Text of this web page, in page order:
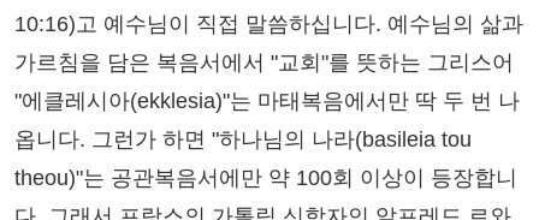
10:16)고 예수님이 직접 말씀하십니다. 예수님의 삶과
가르침을 담은 복음서에서 "교회"를 뜻하는 그리스어
"에클레시아(ekklesia)"는 마태복음에서만 딱 두 번 나
옵니다. 그런가 하면 "하나님의 나라(basileia tou
theou)"는 공관복음서에만 약 100회 이상이 등장합니